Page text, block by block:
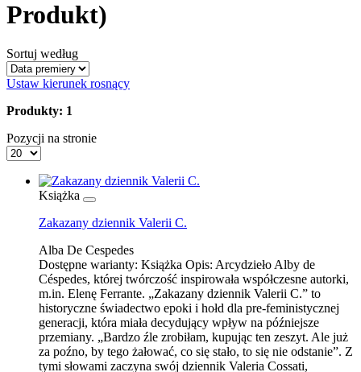
Produkt)
Sortuj według
Ustaw kierunek rosnący
Produkty: 1
Pozycji na stronie
Książka
Zakazany dziennik Valerii C.
Alba De Cespedes
Dostępne warianty: Książka Opis: Arcydzieło Alby de
Céspedes, której twórczość inspirowała współczesne autorki,
m.in. Elenę Ferrante. „Zakazany dziennik Valerii C.” to
historyczne świadectwo epoki i hołd dla pre-feministycznej
generacji, która miała decydujący wpływ na późniejsze
przemiany. „Bardzo źle zrobiłam, kupując ten zeszyt. Ale już
za poźno, by tego żałować, co się stało, to się nie odstanie”. Z
tymi słowami zaczyna swój dziennik Valeria Cossati,